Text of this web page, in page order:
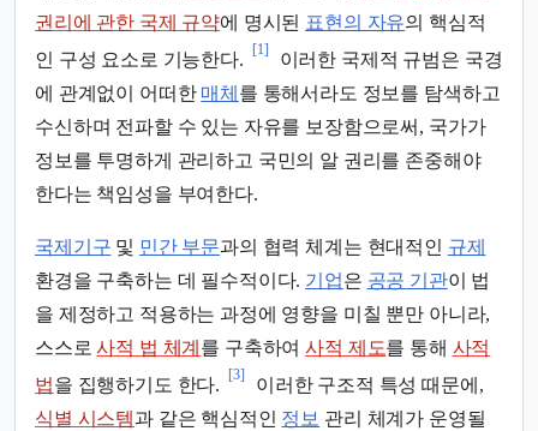
권리에 관한 국제 규약에 명시된 표현의 자유의 핵심적
인 구성 요소로 기능한다.
[1]
이러한 국제적 규범은 국경
에 관계없이 어떠한 매체 를 통해서라도 정보를 탐색하고
수신하며 전파할 수 있는 자유를 보장함으로써, 국가가
정보를 투명하게 관리하고 국민의 알 권리를 존중해야
한다는 책임성을 부여한다.
국제기구 및 민간 부문과의 협력 체계는 현대적인 규제
환경을 구축하는 데 필수적이다. 기업은 공공 기관이 법
을 제정하고 적용하는 과정에 영향을 미칠 뿐만 아니라,
스스로사적 법 체계 를 구축하여사적 제도를 통해 사적
법을 집행하기도 한다.
[3]
이러한 구조적 특성 때문에,
식별 시스템과 같은 핵심적인 정보 관리 체계가 운영될